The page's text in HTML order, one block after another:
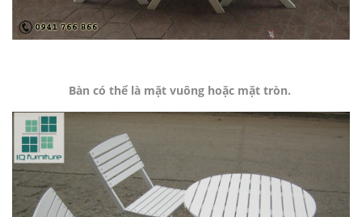
Bàn có thể là mặt vuông hoặc mặt tròn.